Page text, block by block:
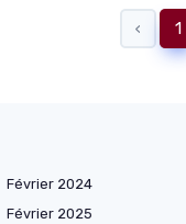
‹ 1
Février 2024
Février 2025